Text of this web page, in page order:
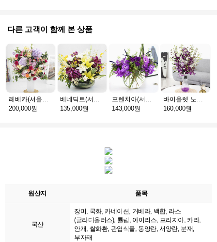
다른 고객이 함께 본 상품
200,000원
135,000원
143,000원
160,000원
원산지 품목
국산
장미, 국화, 카네이션, 거베라, 백합, 라스
(글라디올러스), 튤립, 아이리스, 프리지아, 카라,
안개, 쌀화환, 관엽식물, 동양란, 서양란, 분재,
부자재